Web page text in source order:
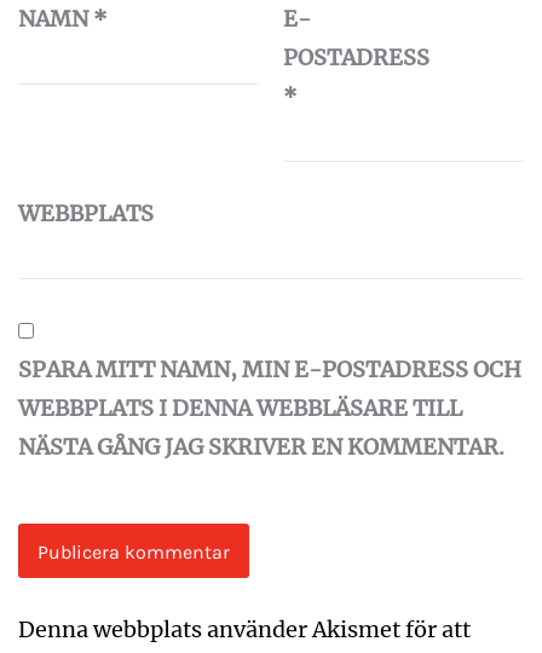
NAMN*
E-
POSTADRESS
*
WEBBPLATS
SPARA MITT NAMN, MIN E-POSTADRESS OCH
WEBBPLATS I DENNA WEBBLÄSARE TILL
NÄSTA GÅNG JAG SKRIVER EN KOMMENTAR.
Denna webbplats använder Akismet för att